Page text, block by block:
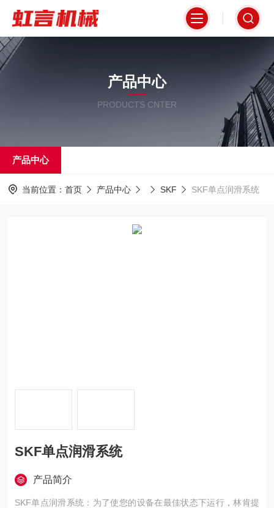
产品中心
PRODUCTS CNTER
产品中心
当前位置： 首页 产品中心 SKF SKF单点润滑系统
SKF单点润滑系统
产品简介
SKF单点润滑系统：为了使您的设备在最佳状态下运行，林肯提